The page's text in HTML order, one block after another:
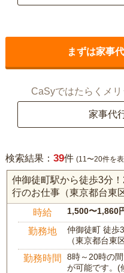
まずは家事
CaSyではたらくメ
家事代
検索結果： 39件 (11〜20件を
仲御徒町駅から徒歩3分
行のお仕事（東京都台東
時給 1,500〜1,860
勤務地
仲御徒町 徒歩
（東京都台東
勤務時間
8時～20時の
が可能です。(